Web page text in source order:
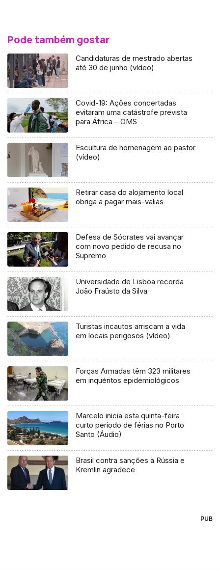
Pode também gostar
Candidaturas de mestrado abertas
até 30 de junho (vídeo)
Covid-19: Ações concertadas
evitaram uma catástrofe prevista
para África – OMS
Escultura de homenagem ao pastor
(vídeo)
Retirar casa do alojamento local
obriga a pagar mais-valias
Defesa de Sócrates vai avançar
com novo pedido de recusa no
Supremo
Universidade de Lisboa recorda
João Fraústo da Silva
Turistas incautos arriscam a vida
em locais perigosos (vídeo)
Forças Armadas têm 323 militares
em inquéritos epidemiológicos
Marcelo inicia esta quinta-feira
curto período de férias no Porto
Santo (Áudio)
Brasil contra sanções à Rússia e
Kremlin agradece
PUB